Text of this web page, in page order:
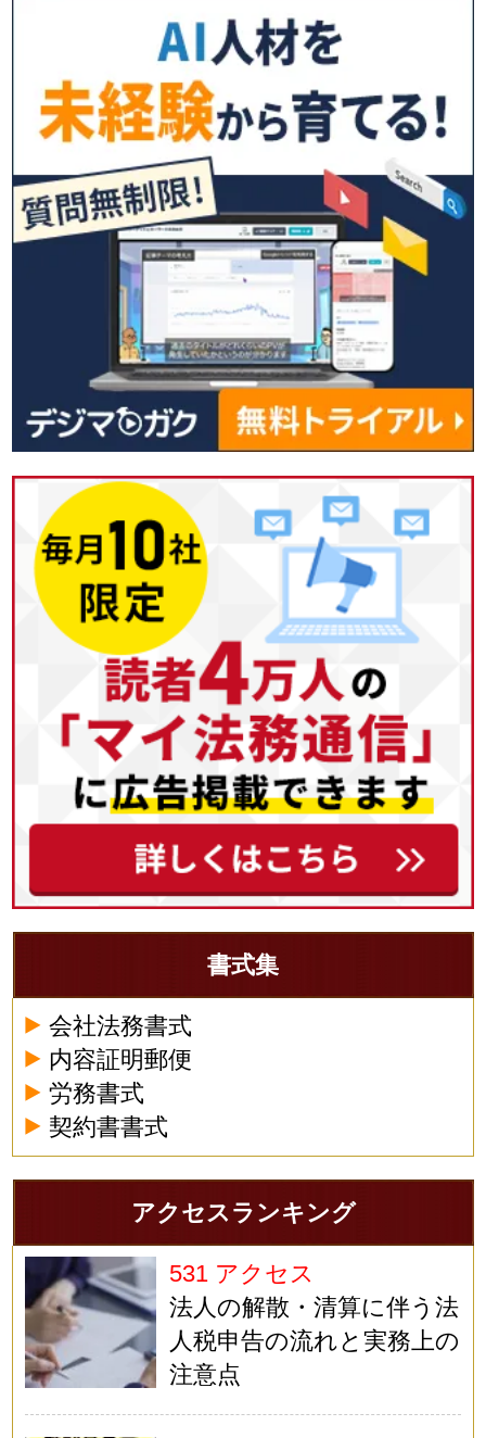
書式集
会社法務書式
内容証明郵便
労務書式
契約書書式
アクセスランキング
531 アクセス
法人の解散・清算に伴う法
人税申告の流れと実務上の
注意点